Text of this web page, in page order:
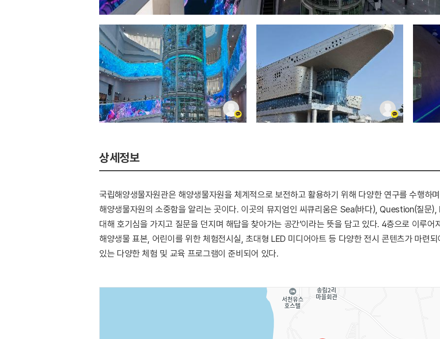
상세정보
국립해양생물자원관은 해양생물자원을 체계적으로 보전하고 활용하기 위해 다양한 연구를 수행하
해양생물자원의 소중함을 알리는 곳이다. 이곳의 뮤지엄인 씨큐리움은 Sea(바다), Question(질문),
대해 호기심을 가지고 질문을 던지며 해답을 찾아가는 공간’이라는 뜻을 담고 있다. 4층으로 이루
해양생물 표본, 어린이를 위한 체험전시실, 초대형 LED 미디어아트 등 다양한 전시 콘텐츠가 마련
있는 다양한 체험 및 교육 프로그램이 준비되어 있다.